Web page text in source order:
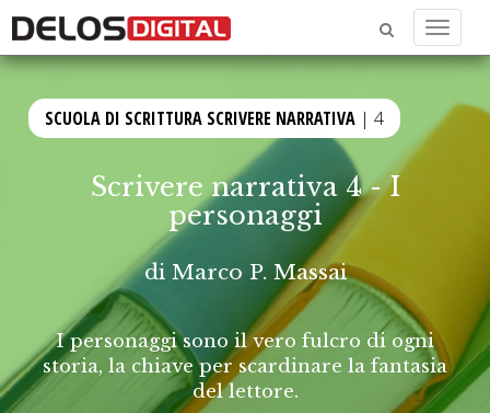
Menu
SCUOLA DI SCRITTURA SCRIVERE NARRATIVA | 4
Scrivere narrativa 4 - I
personaggi
di Marco P. Massai
I personaggi sono il vero fulcro di ogni
storia, la chiave per scardinare la fantasia
del lettore.